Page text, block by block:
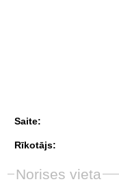
Saite:
Rīkotājs:
Norises vieta